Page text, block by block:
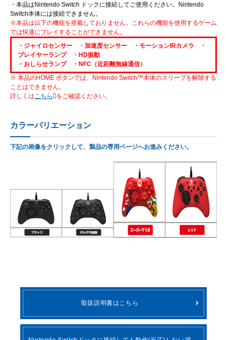
・本品はNintendo Switch ドックに接続してご使用ください。Nintendo
Switch本体には接続できません。
※本品は以下の機能を搭載しておりません。これらの機能を使用するゲーム
では快適にプレイすることができません。
・ジャイロセンサー ・加速度センサー ・モーションIRカメラ ・
プレイヤーランプ ・HD振動
・おしらせランプ ・NFC（近距離無線通信）
※ 本品のHOME ボタンでは、Nintendo Switch™本体のスリープを解除する
ことはできません。
詳しくは こちら をご確認ください。
カラーバリエーション
下記の画像をクリックして、製品の専用ページへお進みください。
取扱説明書はこちら